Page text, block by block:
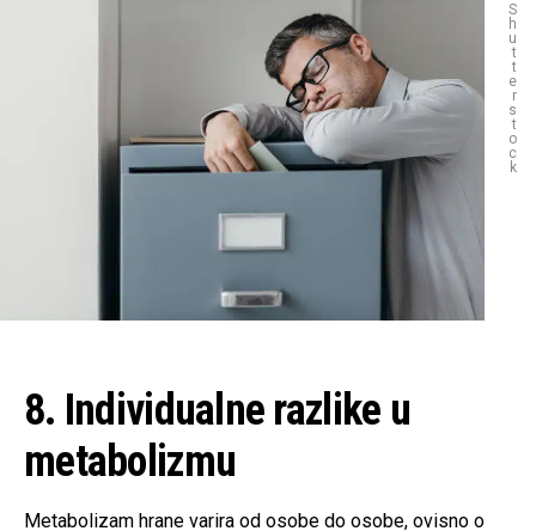
S
h
u
t
t
e
r
s
t
o
c
k
8. Individualne razlike u
metabolizmu
Metabolizam hrane varira od osobe do osobe, ovisno o